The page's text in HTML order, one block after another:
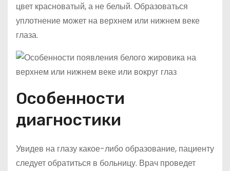
цвет красноватый, а не белый. Образоваться
уплотнение может на верхнем или нижнем веке
глаза.
Особенности
диагностики
Увидев на глазу какое-либо образование, пациенту
следует обратиться в больницу. Врач проведет